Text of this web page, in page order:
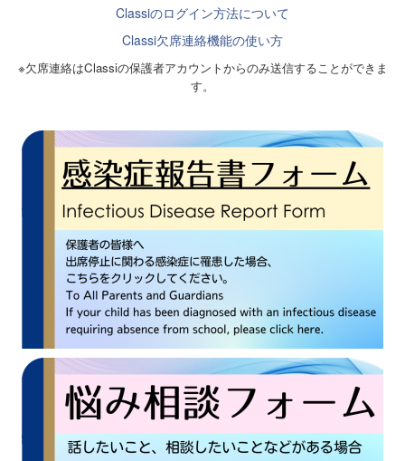
Classiのログイン方法について
Classi欠席連絡機能の使い方
※欠席連絡はClassiの保護者アカウントからのみ送信することができま
す。